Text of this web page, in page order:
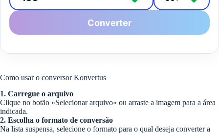
Converter
Como usar o conversor Konvertus
1. Carregue o arquivo
Clique no botão «Selecionar arquivo» ou arraste a imagem para a área
indicada.
2. Escolha o formato de conversão
Na lista suspensa, selecione o formato para o qual deseja converter a